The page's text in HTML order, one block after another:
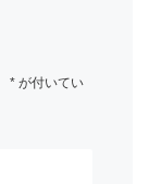
*が付いてい